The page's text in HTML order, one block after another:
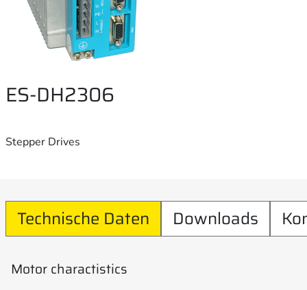
ES-DH2306
Stepper Drives
Technische Daten Downloads
Motor charactistics